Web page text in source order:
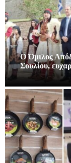
Ο Όμιλος
Σουλίου,